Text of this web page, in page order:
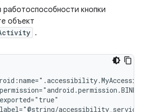
работоспособности кнопки
объект
.